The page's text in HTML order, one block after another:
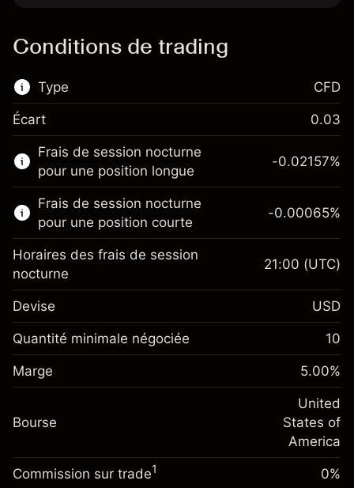
Conditions de trading
Type
Ce marché financier est disponible pour le
trading de CFD.
En savoir plus sur :
CFD
CFD
Écart 0.03
Frais de session nocturne
pour une position longue
Marge. Votre
investissement
Ajustement des fonds de
Frais sur la valeur totale de la
-0.021568
%
(-$4.31)
Taille de la position avec effet de levier
Valeur nominale avec effet de levier
-0.02157%
Frais de session nocturne
pour une position courte
Marge. Votre
$1,000.00
de overnight
position
-0.000654
%
(-$0.13)
Taille de la position avec effet de levier
-0.00065%
Horaires des frais de session
nocturne
21:00 (UTC)
Devise USD
Quantité minimale négociée 10
Marge 5.00%
Bourse
United
States of
America
Commission sur trade1 0%